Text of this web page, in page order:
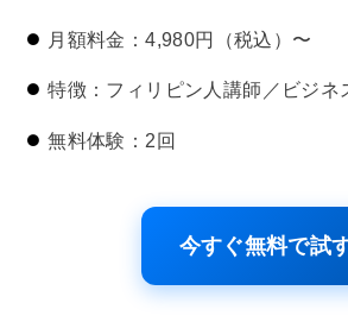
月額料金：4,980円（税込）〜
特徴：フィリピン人講師／ビジネ
無料体験：2回
今すぐ無料で試